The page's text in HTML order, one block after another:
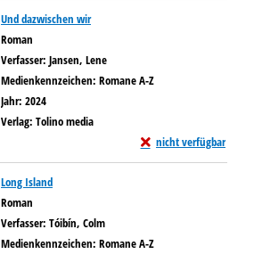
Und dazwischen wir
Roman
Verfasser: Jansen, Lene
Medienkennzeichen: Romane A-Z
Jahr: 2024
Verlag: Tolino media
nicht verfügbar
Exemplar-Details von
Long Island
Roman
Verfasser: Tóibín, Colm
Medienkennzeichen: Romane A-Z